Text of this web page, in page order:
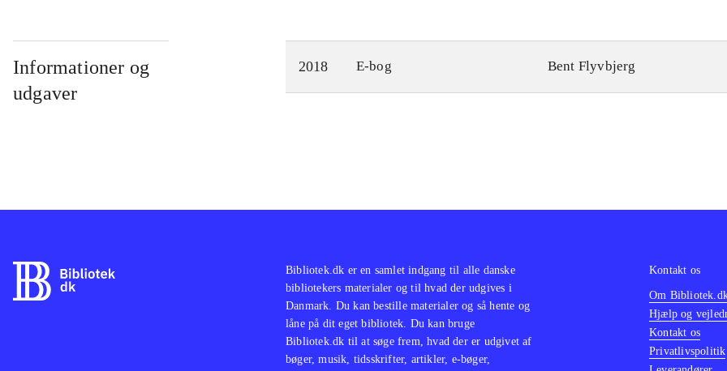
Informationer og
udgaver
2018 E-bog Bent Flyvbjerg
Bibliotek.dk er en samlet indgang til alle danske
bibliotekers materialer og til hvad der udgives i
Danmark. Du kan bestille materialer og så hente og
låne på dit eget bibliotek. Du kan bruge
Bibliotek.dk til at søge frem, hvad der er udgivet af
bøger, musik, tidsskrifter, artikler, e-bøger,
Kontakt os
Om
Hjælp og
Kontakt os
Privatlivspolitik